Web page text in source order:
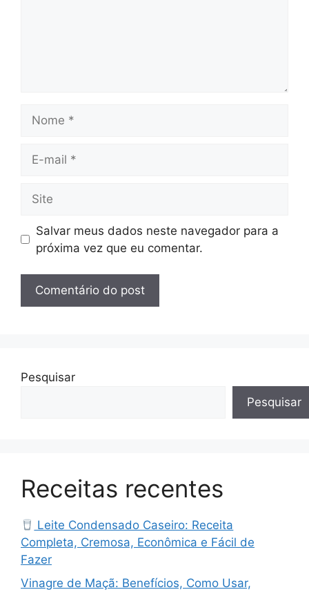
mail
Salvar meus dados neste navegador para a
próxima vez que eu comentar.
Pesquisar
Pesquisar
Receitas recentes
Leite Condensado Caseiro: Receita
Completa, Cremosa, Econômica e Fácil de
Fazer
Vinagre de Maçã: Benefícios, Como Usar,